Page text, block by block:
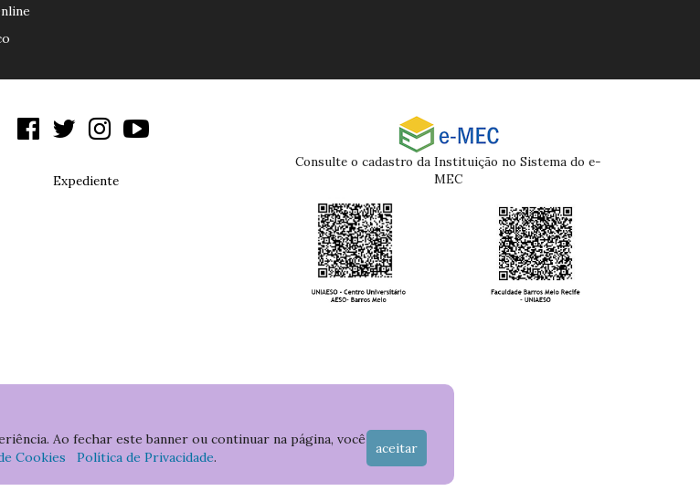
Ao fechar este banner ou continuar na página, você
Cookies Política de Privacidade.
aceitar
Expediente
Consulte o cadastro da Instituição no Sistema do e-
MEC